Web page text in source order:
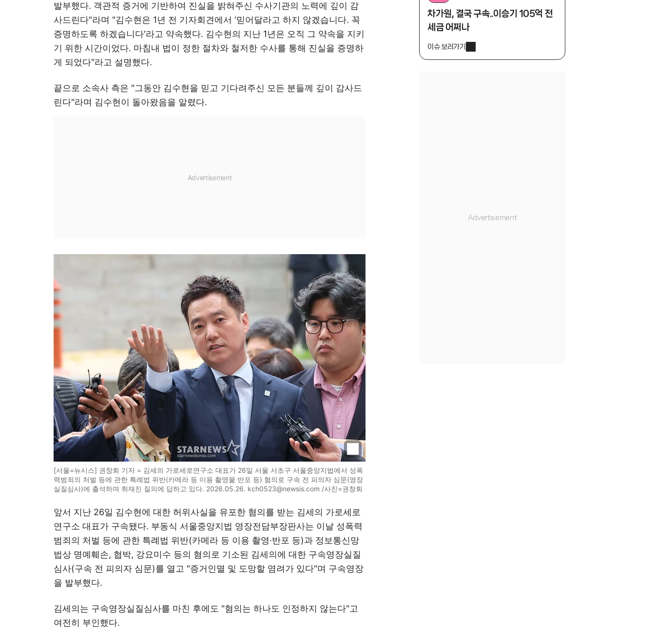
발부했다. 객관적 증거에 기반하여 진실을 밝혀주신 수사기관의 노력에 깊이 감
사드린다"라며 "김수현은 1년 전 기자회견에서 '믿어달라고 하지 않겠습니다. 꼭
증명하도록 하겠습니다'라고 약속했다. 김수현의 지난 1년은 오직 그 약속을 지키
기 위한 시간이었다. 마침내 법이 정한 절차와 철저한 수사를 통해 진실을 증명하
게 되었다"라고 설명했다.
끝으로 소속사 측은 "그동안 김수현을 믿고 기다려주신 모든 분들께 깊이 감사드
린다"라며 김수현이 돌아왔음을 알렸다.
[서울=뉴시스] 권창회 기자 = 김세의 가로세로연구소 대표가 26일 서울 서초구 서울중앙지법에서 성폭
력범죄의 처벌 등에 관한 특례법 위반(카메라 등 이용 촬영물 반포 등) 혐의로 구속 전 피의자 심문(영장
실질심사)에 출석하며 취재진 질의에 답하고 있다. 2026.05.26. kch0523@newsis.com /사진=권창회
앞서 지난 26일 김수현에 대한 허위사실을 유포한 혐의를 받는 김세의 가로세로
연구소 대표가 구속됐다. 부동식 서울중앙지법 영장전담부장판사는 이날 성폭력
범죄의 처벌 등에 관한 특례법 위반(카메라 등 이용 촬영·반포 등)과 정보통신망
법상 명예훼손, 협박, 강요미수 등의 혐의로 기소된 김세의에 대한 구속영장실질
심사(구속 전 피의자 심문)를 열고 "증거인멸 및 도망할 염려가 있다"며 구속영장
을 발부했다.
김세의는 구속영장실질심사를 마친 후에도 "혐의는 하나도 인정하지 않는다"고
여전히 부인했다.
차가원, 결국 구속..이승기 105억 전
세금 어쩌나
이슈 보러가기